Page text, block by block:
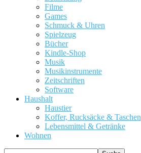
Filme
Games
Schmuck & Uhren
Spielzeug
Bücher
Kindle-Shop
Musik
Musikinstrumente
Zeitschriften
Software
Haushalt
Haustier
Koffer, Rucksäcke & Taschen
Lebensmittel & Getränke
Wohnen